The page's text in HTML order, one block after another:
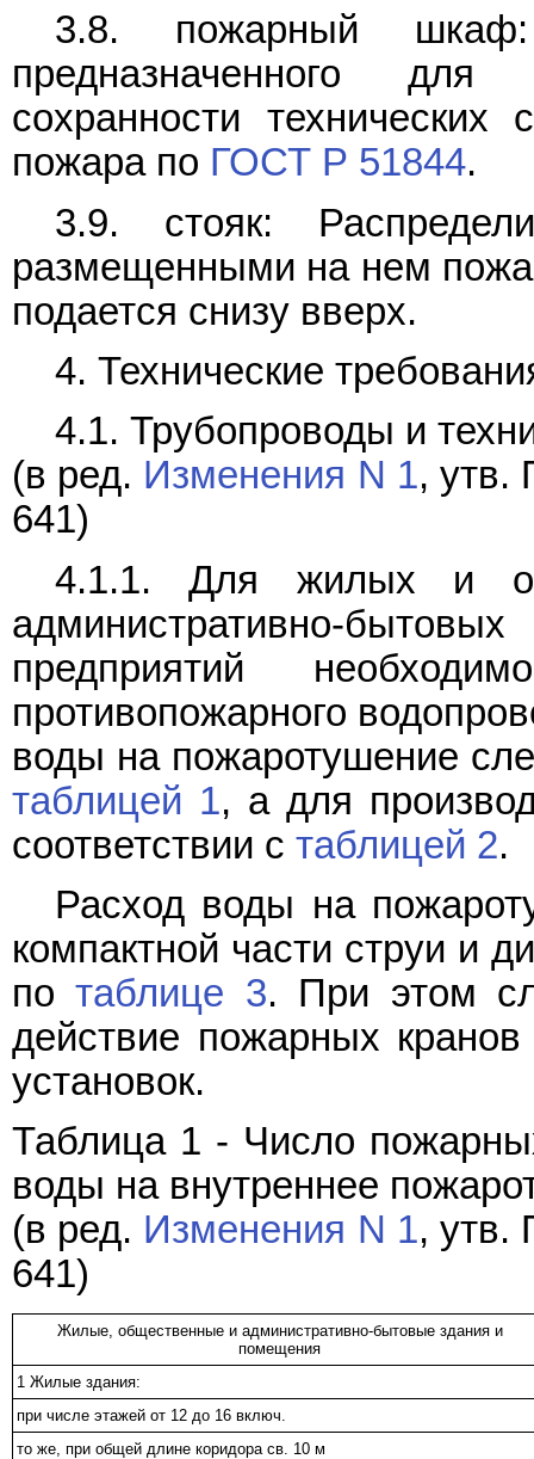
3.8. пожарный
предназначенного
сохранности
пожара по ГОСТ Р 51844.
3.9. стояк:
размещенными на нем
подается снизу вверх.
4. Технические
4.1. Трубопроводы и
(в ред. Изменения N 1, утв.
641)
4.1.1. Для жилых и
административно-
предприятий
противопожарного
воды на пожаротушение
таблицей 1, а для
соответствии с таблицей 2.
Расход воды на
компактной части струи и
потаблице 3. При этом
действие пожарных
установок.
Таблица 1 - Число
воды на внутреннее
(в ред. Изменения N 1, утв.
641)
Жилые, общественные и административно-бытовые здания и
помещения
1 Жилые здания:
при числе этажей от 12 до 16 включ.
то же, при общей длине коридора св. 10 м